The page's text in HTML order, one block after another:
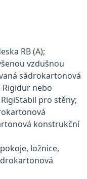
RB (A);
vzdušnou
sádrokartonová
Rigidur nebo
pro stěny;
konstrukční
ložnice,